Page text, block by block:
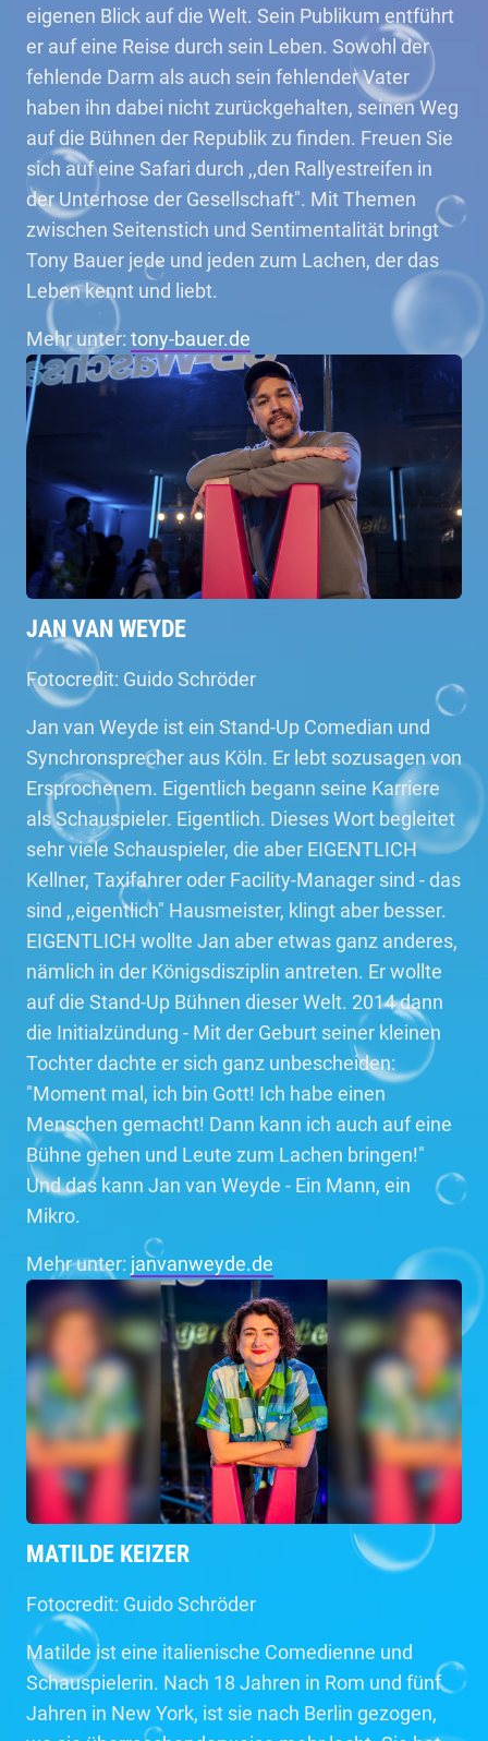
eigenen Blick auf die Welt. Sein Publikum entführt
er auf eine Reise durch sein Leben. Sowohl der
fehlende Darm als auch sein fehlender Vater
haben ihn dabei nicht zurückgehalten, seinen Weg
auf die Bühnen der Republik zu finden. Freuen Sie
sich auf eine Safari durch ,,den Rallyestreifen in
der Unterhose der Gesellschaft". Mit Themen
zwischen Seitenstich und Sentimentalität bringt
Tony Bauer jede und jeden zum Lachen, der das
Leben kennt und liebt.
Mehr unter: tony-bauer.de
JAN VAN WEYDE
Fotocredit: Guido Schröder
Jan van Weyde ist ein Stand-Up Comedian und
Synchronsprecher aus Köln. Er lebt sozusagen von
Ersprochenem. Eigentlich begann seine Karriere
als Schauspieler. Eigentlich. Dieses Wort begleitet
sehr viele Schauspieler, die aber EIGENTLICH
Kellner, Taxifahrer oder Facility-Manager sind - das
sind ,,eigentlich" Hausmeister, klingt aber besser.
EIGENTLICH wollte Jan aber etwas ganz anderes,
nämlich in der Königsdisziplin antreten. Er wollte
auf die Stand-Up Bühnen dieser Welt. 2014 dann
die Initialzündung - Mit der Geburt seiner kleinen
Tochter dachte er sich ganz unbescheiden:
"Moment mal, ich bin Gott! Ich habe einen
Menschen gemacht! Dann kann ich auch auf eine
Bühne gehen und Leute zum Lachen bringen!"
Und das kann Jan van Weyde - Ein Mann, ein
Mikro.
Mehr unter: janvanweyde.de
MATILDE KEIZER
Fotocredit: Guido Schröder
Matilde ist eine italienische Comedienne und
Schauspielerin. Nach 18 Jahren in Rom und fünf
Jahren in New York, ist sie nach Berlin gezogen,